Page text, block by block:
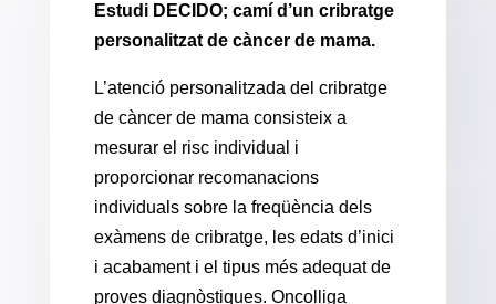
Estudi DECIDO; camí d’un cribratge
personalitzat de càncer de mama.
L’atenció personalitzada del cribratge
de càncer de mama consisteix a
mesurar el risc individual i
proporcionar recomanacions
individuals sobre la freqüència dels
exàmens de cribratge, les edats d’inici
i acabament i el tipus més adequat de
proves diagnòstiques. Oncolliga